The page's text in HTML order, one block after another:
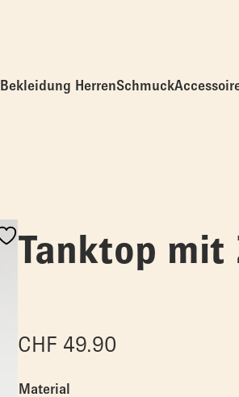
Bekleidung HerrenSchmuck
Tanktop mit
CHF 49.90
Material